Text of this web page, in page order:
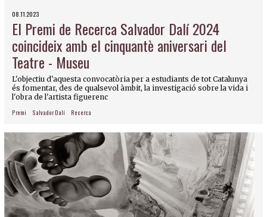
08.11.2023
El Premi de Recerca Salvador Dalí 2024
coincideix amb el cinquantè aniversari del
Teatre - Museu
L'objectiu d'aquesta convocatòria per a estudiants de tot Catalunya
és fomentar, des de qualsevol àmbit, la investigació sobre la vida i
l'obra de l'artista figuerenc
Premi Salvador Dalí Recerca